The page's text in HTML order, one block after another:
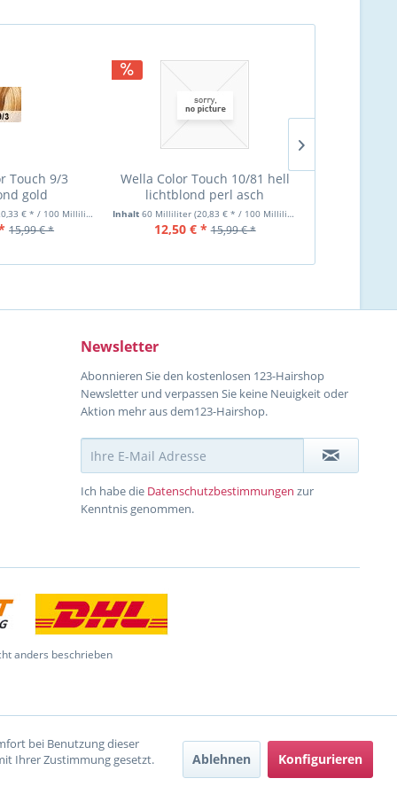
Touch 9/3
gold
€ * / 100 Milliliter)
15,99 € *
Wella Color Touch 10/81 hell
lichtblond perl asch
Inhalt60 Milliliter(20,83 € * / 100 Milliliter)
12,50 € * 15,99 € *
Newsletter
Abonnieren Sie den kostenlosen 123-Hairshop
Newsletter und verpassen Sie keine Neuigkeit oder
Aktion mehr aus dem123-Hairshop.
Ich habe die Datenschutzbestimmungen zur
Kenntnis genommen.
anders beschrieben
bei Benutzung dieser
Ihrer Zustimmung gesetzt.
Ablehnen Konfigurieren